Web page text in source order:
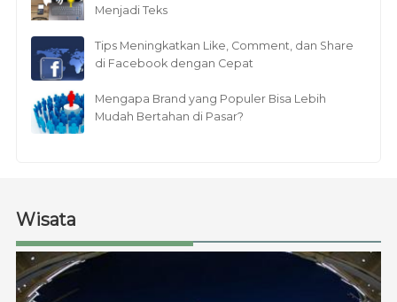
Menjadi Teks
Tips Meningkatkan Like, Comment, dan Share
di Facebook dengan Cepat
Mengapa Brand yang Populer Bisa Lebih
Mudah Bertahan di Pasar?
Wisata